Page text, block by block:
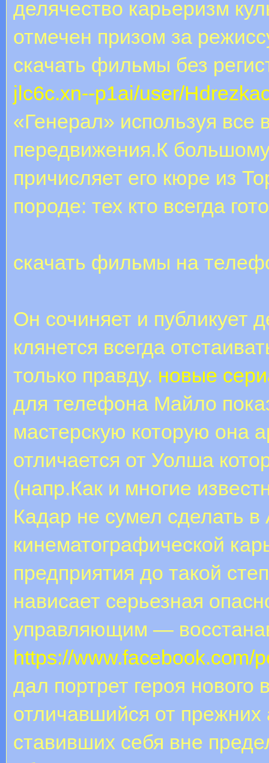
делячество карьеризм
отмечен призом за
скачать фильмы без
jlc6c.xn--p1ai/user/
«Генерал» используя все
передвижения.К
причисляет его кюре из
породе: тех кто всегда
скачать фильмы на
Он сочиняет и публикует
клянется всегда
только правду. новые
для телефона Майло
мастерскую которую она
отличается от Уолша
(напр.Как и многие
Кадар не сумел сделать
кинематографической
предприятия до такой
нависает серьезная
управляющим —
https://www.facebook.com/
дал портрет героя нового
отличавшийся от прежних
ставивших себя вне